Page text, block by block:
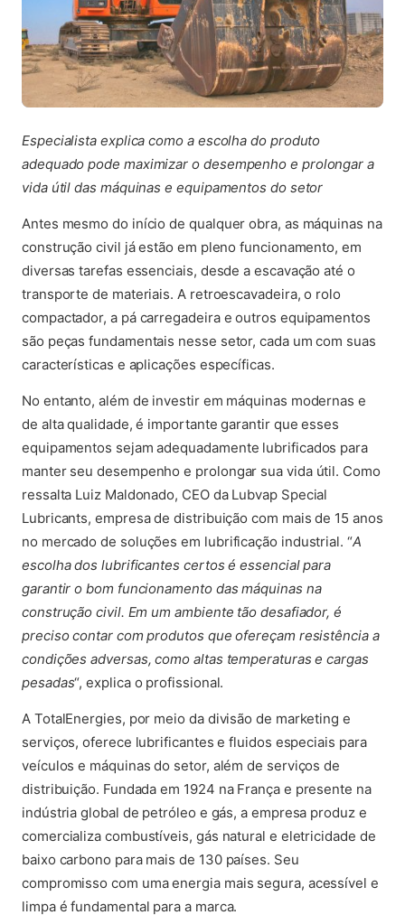
Especialista explica como a escolha do produto
adequado pode maximizar o desempenho e prolongar a
vida útil das máquinas e equipamentos do setor
Antes mesmo do início de qualquer obra, as máquinas na
construção civil já estão em pleno funcionamento, em
diversas tarefas essenciais, desde a escavação até o
transporte de materiais. A retroescavadeira, o rolo
compactador, a pá carregadeira e outros equipamentos
são peças fundamentais nesse setor, cada um com suas
características e aplicações específicas.
No entanto, além de investir em máquinas modernas e
de alta qualidade, é importante garantir que esses
equipamentos sejam adequadamente lubrificados para
manter seu desempenho e prolongar sua vida útil. Como
ressalta Luiz Maldonado, CEO da Lubvap Special
Lubricants, empresa de distribuição com mais de 15 anos
no mercado de soluções em lubrificação industrial. “A
escolha dos lubrificantes certos é essencial para
garantir o bom funcionamento das máquinas na
construção civil. Em um ambiente tão desafiador, é
preciso contar com produtos que ofereçam resistência a
condições adversas, como altas temperaturas e cargas
pesadas“, explica o profissional.
A TotalEnergies, por meio da divisão de marketing e
serviços, oferece lubrificantes e fluidos especiais para
veículos e máquinas do setor, além de serviços de
distribuição. Fundada em 1924 na França e presente na
indústria global de petróleo e gás, a empresa produz e
comercializa combustíveis, gás natural e eletricidade de
baixo carbono para mais de 130 países. Seu
compromisso com uma energia mais segura, acessível e
limpa é fundamental para a marca.